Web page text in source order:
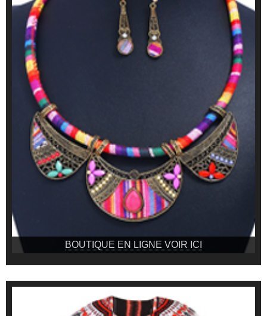
BOUTIQUE EN LIGNE VOIR ICI